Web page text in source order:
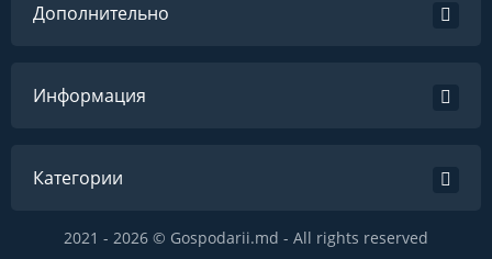
Дополнительно
Информация
Категории
2021 - 2026 © Gospodarii.md - All rights reserved